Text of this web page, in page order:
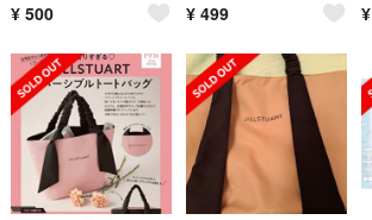
¥ 500 ¥ 499 ¥